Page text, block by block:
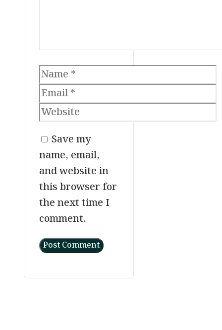
Name
Email
Website
Save my
name, email,
and website in
this browser for
the next time I
comment.